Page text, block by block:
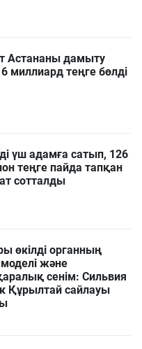
Астананы дамыту
миллиард теңге бөлді
үш адамға сатып, 126
теңге пайда тапқан
сотталды
өкілді органның
және
сенім: Сильвия
Құрылтай сайлауы